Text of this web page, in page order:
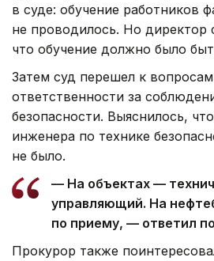
в суде: обучение работников
не проводилось. Но директор
что обучение должно было
Затем суд перешел к
ответственности за
безопасности. Выяснилось,
инженера по технике
не было.
— На объектах —
управляющий. На
по приему, — ответил
Прокурор также